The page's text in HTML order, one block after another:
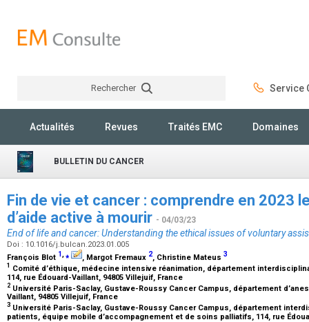
Rechercher Service
Actualités Revues Traités EMC Domaines
BULLETIN DU CANCER
Fin de vie et cancer : comprendre en 2023
d’aide active à mourir - 04/03/23
End of life and cancer: Understanding the ethical issues of voluntary
Doi : 10.1016/j.bulcan.2023.01.005
François Blot 1,⁎ , Margot Fremaux 2, Christine Mateus 3
1 Comité d’éthique, médecine intensive réanimation, département
114, rue Édouard-Vaillant, 94805 Villejuif, France
2 Université Paris-Saclay, Gustave-Roussy Cancer Campus, département
Vaillant, 94805 Villejuif, France
3 Université Paris-Saclay, Gustave-Roussy Cancer Campus, département
patients, équipe mobile d’accompagnement et de soins palliatifs, 114, rue